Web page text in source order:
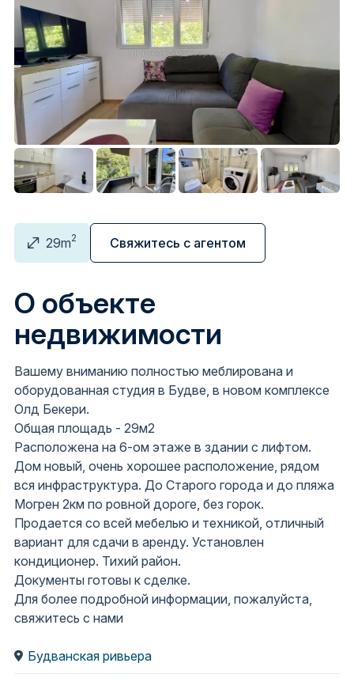
29m2 Свяжитесь с агентом
О объекте
недвижимости
Вашему вниманию полностью меблирована и
оборудованная студия в Будве, в новом комплексе
Олд Бекери.
Общая площадь - 29м2
Расположена на 6-ом этаже в здании с лифтом.
Дом новый, очень хорошее расположение, рядом
вся инфраструктура. До Старого города и до пляжа
Могрен 2км по ровной дороге, без горок.
Продается со всей мебелью и техникой, отличный
вариант для сдачи в аренду. Установлен
кондиционер. Тихий район.
Документы готовы к сделке.
Для более подробной информации, пожалуйста,
свяжитесь с нами
Будванская ривьера